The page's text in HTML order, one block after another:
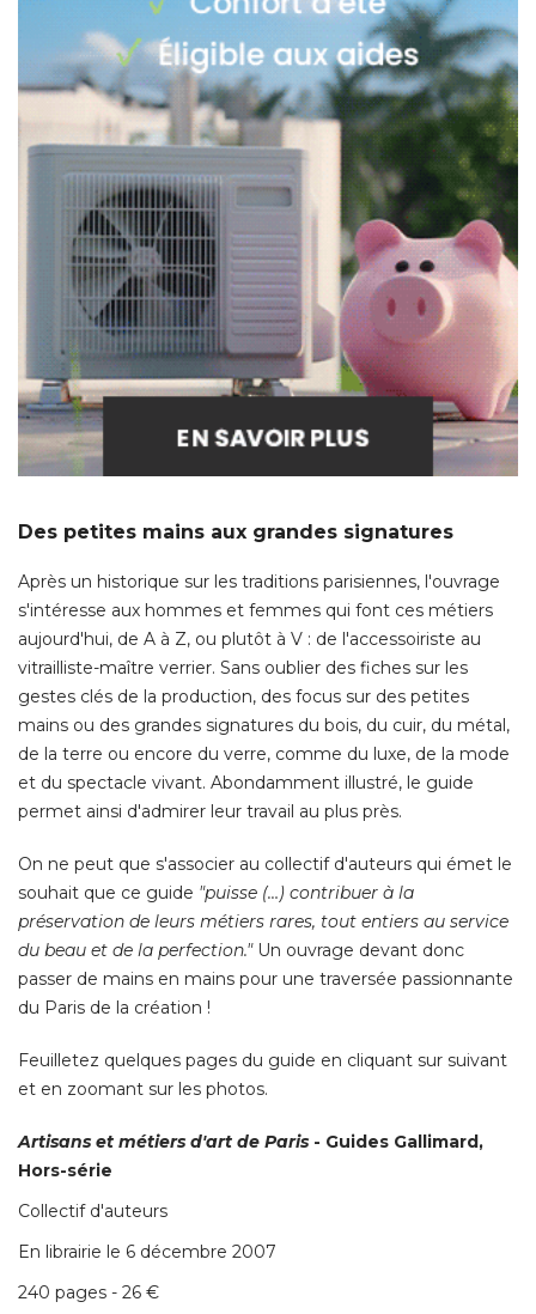
Des petites mains aux grandes signatures
Après un historique sur les traditions parisiennes, l'ouvrage
s'intéresse aux hommes et femmes qui font ces métiers
aujourd'hui, de A à Z, ou plutôt à V : de l'accessoiriste au
vitrailliste-maître verrier. Sans oublier des fiches sur les
gestes clés de la production, des focus sur des petites
mains ou des grandes signatures du bois, du cuir, du métal,
de la terre ou encore du verre, comme du luxe, de la mode
et du spectacle vivant. Abondamment illustré, le guide
permet ainsi d'admirer leur travail au plus près.
On ne peut que s'associer au collectif d'auteurs qui émet le
souhait que ce guide "puisse (…) contribuer à la
préservation de leurs métiers rares, tout entiers au service
du beau et de la perfection." Un ouvrage devant donc
passer de mains en mains pour une traversée passionnante
du Paris de la création !
Feuilletez quelques pages du guide en cliquant sur suivant
et en zoomant sur les photos.
Artisans et métiers d'art de Paris - Guides Gallimard,
Hors-série
Collectif d'auteurs
En librairie le 6 décembre 2007
240 pages - 26 €